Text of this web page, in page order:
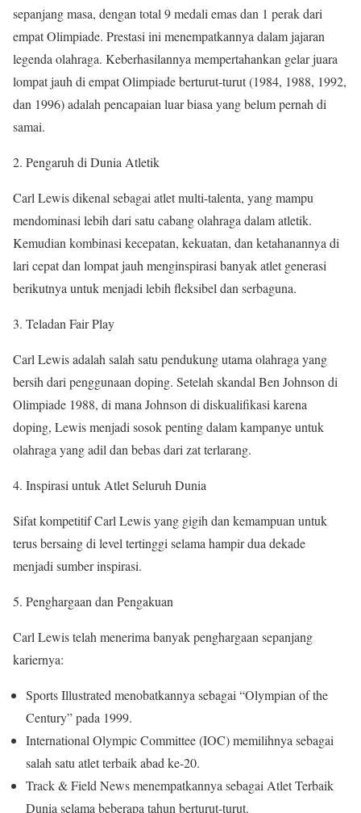
sepanjang masa, dengan total 9 medali emas dan 1 perak dari
empat Olimpiade. Prestasi ini menempatkannya dalam jajaran
legenda olahraga. Keberhasilannya mempertahankan gelar juara
lompat jauh di empat Olimpiade berturut-turut (1984, 1988, 1992,
dan 1996) adalah pencapaian luar biasa yang belum pernah di
samai.
2. Pengaruh di Dunia Atletik
Carl Lewis dikenal sebagai atlet multi-talenta, yang mampu
mendominasi lebih dari satu cabang olahraga dalam atletik.
Kemudian kombinasi kecepatan, kekuatan, dan ketahanannya di
lari cepat dan lompat jauh menginspirasi banyak atlet generasi
berikutnya untuk menjadi lebih fleksibel dan serbaguna.
3. Teladan Fair Play
Carl Lewis adalah salah satu pendukung utama olahraga yang
bersih dari penggunaan doping. Setelah skandal Ben Johnson di
Olimpiade 1988, di mana Johnson di diskualifikasi karena
doping, Lewis menjadi sosok penting dalam kampanye untuk
olahraga yang adil dan bebas dari zat terlarang.
4. Inspirasi untuk Atlet Seluruh Dunia
Sifat kompetitif Carl Lewis yang gigih dan kemampuan untuk
terus bersaing di level tertinggi selama hampir dua dekade
menjadi sumber inspirasi.
5. Penghargaan dan Pengakuan
Carl Lewis telah menerima banyak penghargaan sepanjang
kariernya:
Sports Illustrated menobatkannya sebagai “Olympian of the
Century” pada 1999.
International Olympic Committee (IOC) memilihnya sebagai
salah satu atlet terbaik abad ke-20.
Track & Field News menempatkannya sebagai Atlet Terbaik
Dunia selama beberapa tahun berturut-turut.